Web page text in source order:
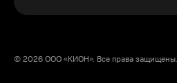
© 2026 ООО «КИОН». Все права